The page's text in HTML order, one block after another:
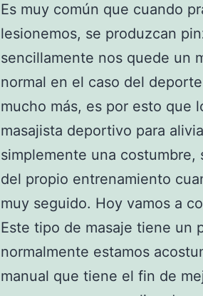
Es muy común que cuando
lesionemos, se produzcan
sencillamente nos quede un
normal en el caso del
mucho más, es por esto que
masajista deportivo para
simplemente una
del propio entrenamiento
muy seguido. Hoy vamos a
Este tipo de masaje tiene un
normalmente estamos
manual que tiene el fin de